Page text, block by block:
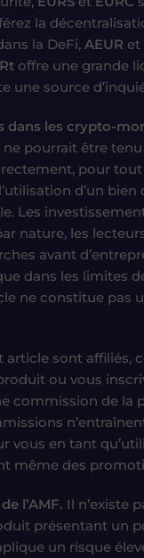
la
la DeFi, AEUR et
offre une grande
une source
dans les crypto-
pourrait être
pour
d’un bien
Les
nature, les
avant
dans les limites
ne constitue pas
article sont affiliés,
ou vous
commission de la
vous en tant
même des
l’AMF. Il n’existe
présentant un
un risque